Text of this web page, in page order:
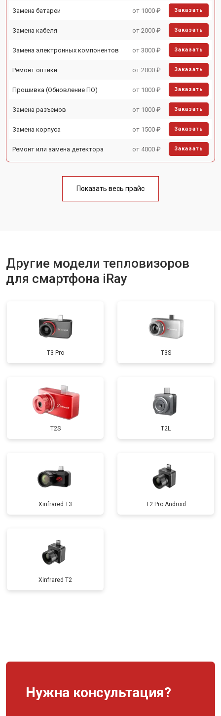
Замена батареи от 1000 ₽ Заказать
Замена кабеля от 2000 ₽ Заказать
Замена электронных компонентов от 3000 ₽ Заказать
Ремонт оптики от 2000 ₽ Заказать
Прошивка (Обновление ПО) от 1000 ₽ Заказать
Замена разъемов от 1000 ₽ Заказать
Замена корпуса от 1500 ₽ Заказать
Ремонт или замена детектора от 4000 ₽ Заказать
Показать весь прайс
Другие модели тепловизоров
для смартфона iRay
T3 Pro T3S
T2S T2L
Xinfrared T3 T2 Pro Android
Xinfrared T2
Нужна консультация?